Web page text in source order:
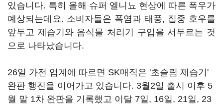
있습니다. 특히 올해 슈퍼 엘니뇨 현상에 따른 폭우가
예상되는데요. 소비자들은 폭염과 태풍, 집중 호우를
앞두고 제습기와 음식물 처리기 구입을 서두르는 것
으로 나타났습니다.
26일 가전 업계에 따르면 SK매직은 '초슬림 제습기'
완판 행진을 이어가고 있습니다. 3월2일 출시 이후 5
월 말 1차 완판을 기록했고 이달 7일, 16일, 21일, 23